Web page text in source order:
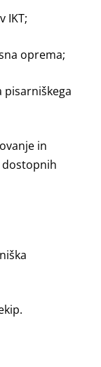
IKT;
oprema;
in
dostopnih